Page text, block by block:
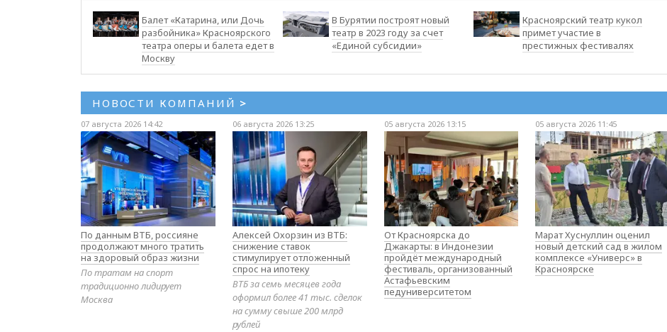
Балет «Катарина, или Дочь
разбойника» Красноярского
театра оперы и балета едет в
Москву
В Бурятии построят новый
театр в 2023 году за счет
«Единой субсидии»
Красноярский театр кукол
примет участие в
престижных фестивалях
НОВОСТИ КОМПАНИЙ >
07 августа 2026 14:42
По данным ВТБ, россияне
продолжают много тратить
на здоровый образ жизни
По тратам на спорт
традиционно лидирует
Москва
06 августа 2026 13:25
Алексей Охорзин из ВТБ:
снижение ставок
стимулирует отложенный
спрос на ипотеку
ВТБ за семь месяцев года
оформил более 41 тыс. сделок
на сумму свыше 200 млрд
рублей
05 августа 2026 13:15
От Красноярска до
Джакарты: в Индонезии
пройдёт международный
фестиваль, организованный
Астафьевским
педуниверситетом
05 августа 2026 11:45
Марат Хуснуллин оценил
новый детский сад в жилом
комплексе «Универс» в
Красноярске